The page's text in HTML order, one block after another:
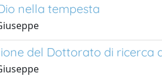
nella tempesta
del Dottorato di ricerca